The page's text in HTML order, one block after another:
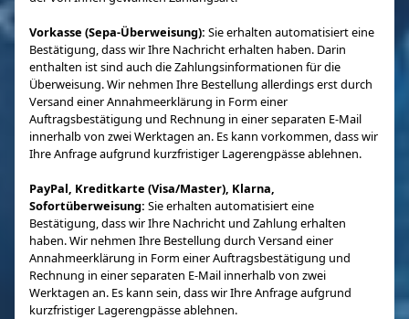
Vorkasse (Sepa-Überweisung): Sie erhalten automatisiert eine
Bestätigung, dass wir Ihre Nachricht erhalten haben. Darin
enthalten ist sind auch die Zahlungsinformationen für die
Überweisung. Wir nehmen Ihre Bestellung allerdings erst durch
Versand einer Annahmeerklärung in Form einer
Auftragsbestätigung und Rechnung in einer separaten E-Mail
innerhalb von zwei Werktagen an. Es kann vorkommen, dass wir
Ihre Anfrage aufgrund kurzfristiger Lagerengpässe ablehnen.
PayPal, Kreditkarte (Visa/Master), Klarna,
Sofortüberweisung: Sie erhalten automatisiert eine
Bestätigung, dass wir Ihre Nachricht und Zahlung erhalten
haben. Wir nehmen Ihre Bestellung durch Versand einer
Annahmeerklärung in Form einer Auftragsbestätigung und
Rechnung in einer separaten E-Mail innerhalb von zwei
Werktagen an. Es kann sein, dass wir Ihre Anfrage aufgrund
kurzfristiger Lagerengpässe ablehnen.